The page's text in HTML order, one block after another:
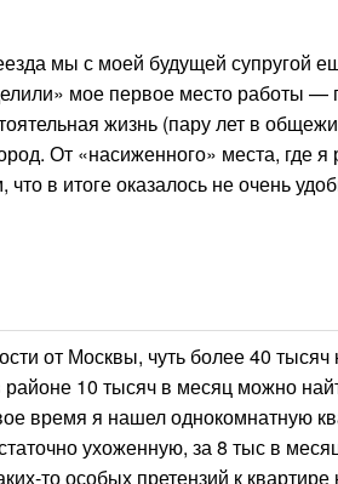
мы с моей будущей супругой
мое первое место работы —
жизнь (пару лет в
От «насиженного» места, где
в итоге оказалось не очень
от Москвы, чуть более 40
районе 10 тысяч в месяц можно
время я нашел однокомнатную
ухоженную, за 8 тыс в
то особых претензий к